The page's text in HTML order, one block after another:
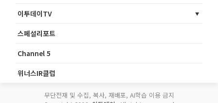
이투데이TV
스페셜리포트
Channel 5
위너스IR클럽
무단전재 및 수집, 복사, 재배포, AI학습 이용 금지